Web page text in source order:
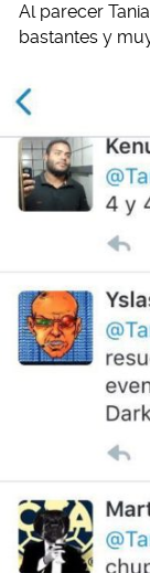
Al parecer
bastantes y